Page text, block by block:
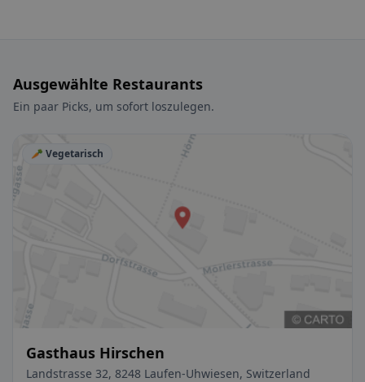
Ausgewählte Restaurants
Ein paar Picks, um sofort loszulegen.
🥕 Vegetarisch
Gasthaus Hirschen
Landstrasse 32, 8248 Laufen-Uhwiesen, Switzerland